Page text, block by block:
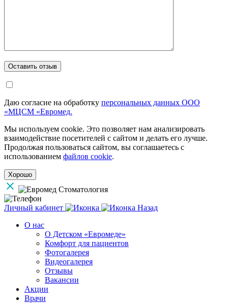
Даю согласие на обработку персональных данных ООО
«МЦСМ «Евромед.
Мы используем cookie. Это позволяет нам анализировать
взаимодействие посетителей с сайтом и делать его лучше.
Продолжая пользоваться сайтом, вы соглашаетесь с
использованием файлов cookie.
Хорошо
Личный кабинет
Назад
О нас
О Детском «Евромеде»
Комфорт для пациентов
Фотогалерея
Видеогалерея
Отзывы
Вакансии
Акции
Врачи